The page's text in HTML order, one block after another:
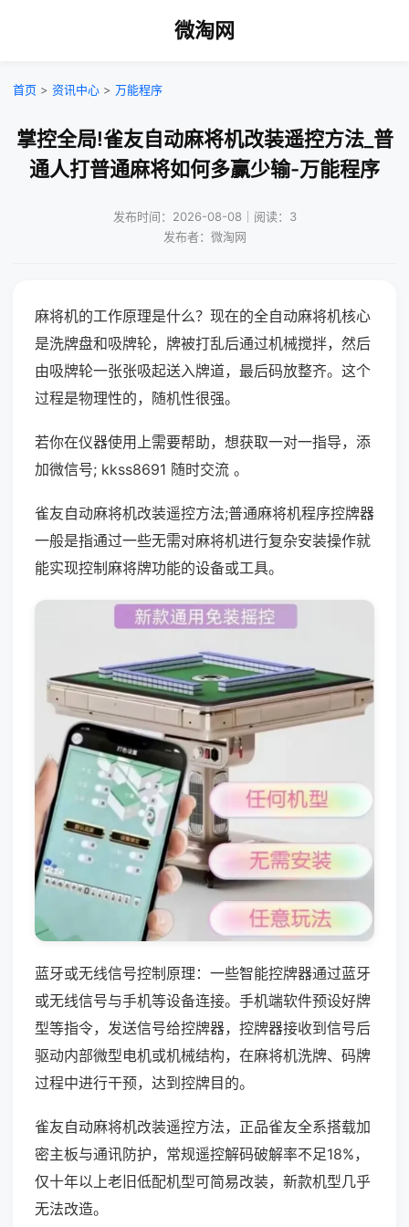
微淘网
首页 > 资讯中心 > 万能程序
掌控全局!雀友自动麻将机改装遥控方法_普
通人打普通麻将如何多赢少输-万能程序
发布时间：2026-08-08｜阅读：3
发布者：微淘网
麻将机的工作原理是什么？现在的全自动麻将机核心
是洗牌盘和吸牌轮，牌被打乱后通过机械搅拌，然后
由吸牌轮一张张吸起送入牌道，最后码放整齐。这个
过程是物理性的，随机性很强。
若你在仪器使用上需要帮助，想获取一对一指导，添
加微信号; kkss8691 随时交流 。
雀友自动麻将机改装遥控方法;普通麻将机程序控牌器
一般是指通过一些无需对麻将机进行复杂安装操作就
能实现控制麻将牌功能的设备或工具。
蓝牙或无线信号控制原理：一些智能控牌器通过蓝牙
或无线信号与手机等设备连接。手机端软件预设好牌
型等指令，发送信号给控牌器，控牌器接收到信号后
驱动内部微型电机或机械结构，在麻将机洗牌、码牌
过程中进行干预，达到控牌目的。
雀友自动麻将机改装遥控方法，正品雀友全系搭载加
密主板与通讯防护，常规遥控解码破解率不足18%，
仅十年以上老旧低配机型可简易改装，新款机型几乎
无法改造。